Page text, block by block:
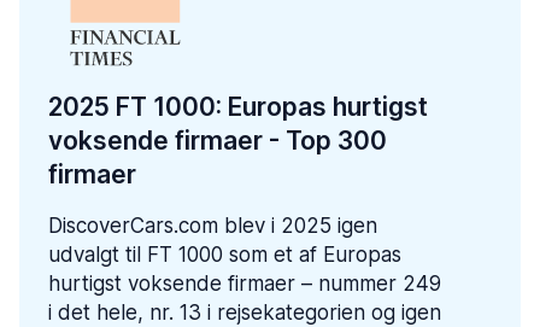
2025 FT 1000: Europas hurtigst
voksende firmaer - Top 300
firmaer
DiscoverCars.com blev i 2025 igen
udvalgt til FT 1000 som et af Europas
hurtigst voksende firmaer – nummer 249
i det hele, nr. 13 i rejsekategorien og igen